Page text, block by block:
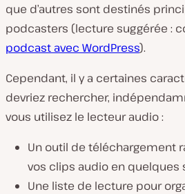
que d’autres sont destinés
podcasters (lecture suggérée :
podcast avec WordPress).
Cependant, il y a certaines
devriez rechercher,
vous utilisez le lecteur audio :
Un outil de téléchargement
vos clips audio en quelques
Une liste de lecture pour